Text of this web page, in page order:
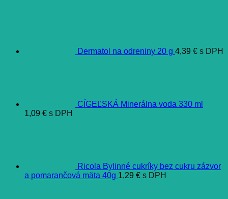
Dermatol na odreniny 20 g 4,39 € s DPH
CÍGEĽSKÁ Minerálna voda 330 ml
1,09 € s DPH
Ricola Bylinné cukríky bez cukru zázvor
a pomarančová mäta 40g 1,29 € s DPH